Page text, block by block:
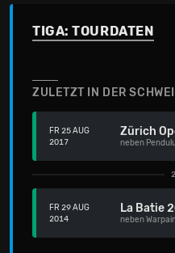
TIGA: TOURDATEN
ZULETZT IN DER
FR 25 AUG
2017
Zürich
neben
FR 29 AUG
2014
La Batie
neben